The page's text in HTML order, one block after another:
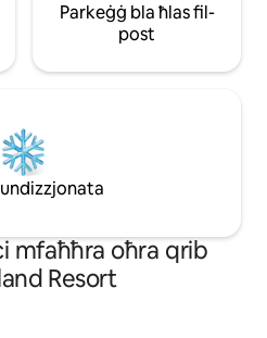
Parkeġġ bla ħlas fil-
post
mfаħħrа оħrа qrіb
Resort